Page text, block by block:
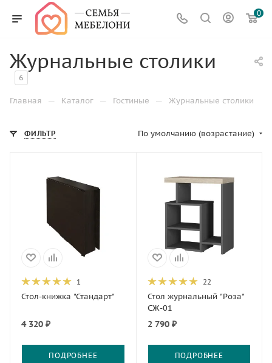
0
Журнальные столики
6
Главная — Каталог — Гостиные — Журнальные столики
ФИЛЬТР По умолчанию (возрастание)
1
Стол-книжка "Стандарт"
4 320 ₽
ПОДРОБНЕЕ
22
Стол журнальный "Роза"
СЖ-01
2 790 ₽
ПОДРОБНЕЕ